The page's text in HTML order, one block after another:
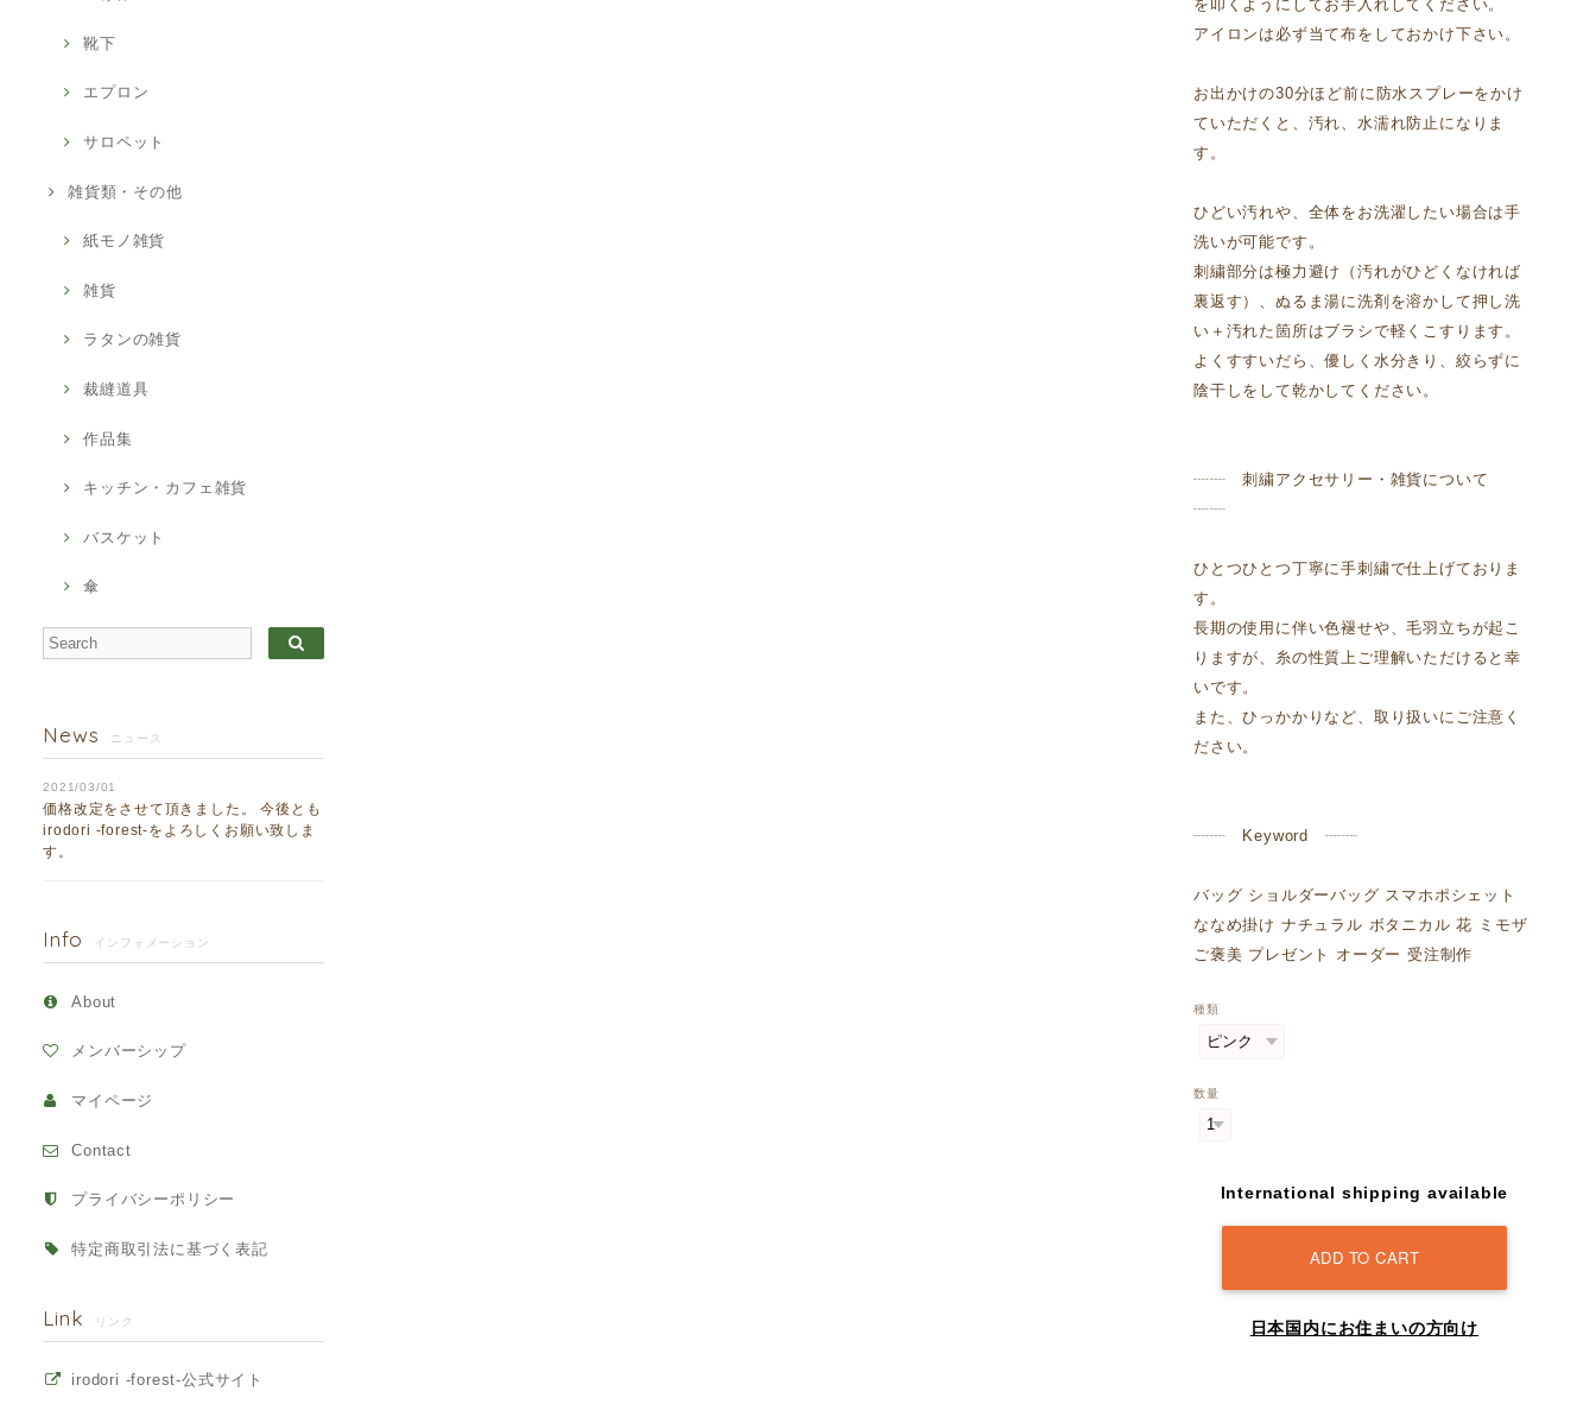
靴下
エプロン
サロペット
雑貨類・その他
紙モノ雑貨
雑貨
ラタンの雑貨
裁縫道具
作品集
キッチン・カフェ雑貨
バスケット
傘
News ニュース
2021/03/01
価格改定をさせて頂きました。 今後とも
irodori -forest-をよろしくお願い致しま
す。
Info インフォメーション
About
メンバーシップ
マイページ
Contact
プライバシーポリシー
特定商取引法に基づく表記
Link リンク
irodori -forest-公式サイト
を叩くようにしてお手入れしてください。
アイロンは必ず当て布をしておかけ下さい。
お出かけの30分ほど前に防水スプレーをかけ
ていただくと、汚れ、水濡れ防止になりま
す。
ひどい汚れや、全体をお洗濯したい場合は手
洗いが可能です。
刺繍部分は極力避け（汚れがひどくなければ
裏返す）、ぬるま湯に洗剤を溶かして押し洗
い＋汚れた箇所はブラシで軽くこすります。
よくすすいだら、優しく水分きり、絞らずに
陰干しをして乾かしてください。
┈┈ 刺繍アクセサリー・雑貨について
┈┈
ひとつひとつ丁寧に手刺繍で仕上げておりま
す。
長期の使用に伴い色褪せや、毛羽立ちが起こ
りますが、糸の性質上ご理解いただけると幸
いです。
また、ひっかかりなど、取り扱いにご注意く
ださい。
┈┈ Keyword ┈┈
バッグ ショルダーバッグ スマホポシェット
ななめ掛け ナチュラル ボタニカル 花 ミモザ
ご褒美 プレゼント オーダー 受注制作
種類
数量
International shipping available
ADD TO CART
日本国内にお住まいの方向け